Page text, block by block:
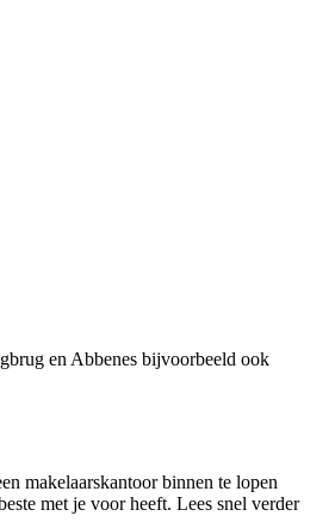
en Abbenes bijvoorbeeld ook
makelaarskantoor binnen te lopen
met je voor heeft. Lees snel verder